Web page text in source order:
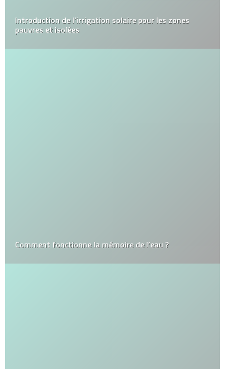
Introduction de l’irrigation solaire pour les zones
pauvres et isolées
Comment fonctionne la mémoire de l’eau ?